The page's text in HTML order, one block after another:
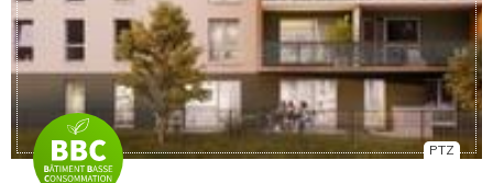
PTZ